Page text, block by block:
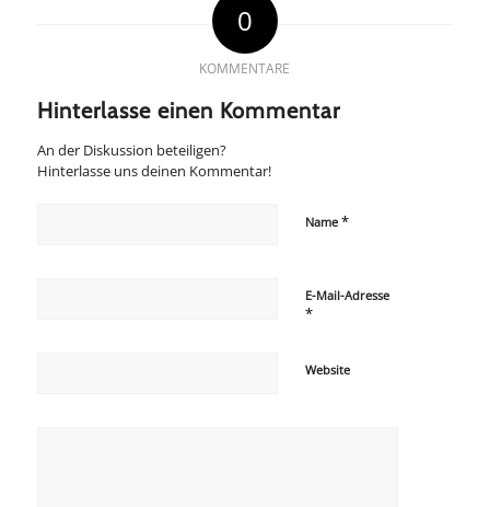
0
KOMMENTARE
Hinterlasse einen Kommentar
An der Diskussion beteiligen?
Hinterlasse uns deinen Kommentar!
Name *
E-Mail-Adresse
*
Website